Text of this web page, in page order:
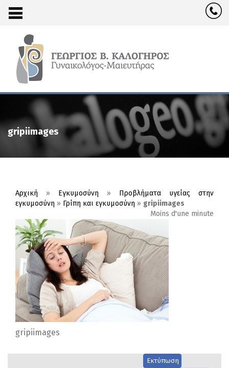
gripiimages
Αρχική » Εγκυμοσύνη » Προβλήματα υγείας στην
εγκυμοσύνη » Γρίπη και εγκυμοσύνη » gripiimages
Moins d'une minute
gripiimages
Εκτύπωση